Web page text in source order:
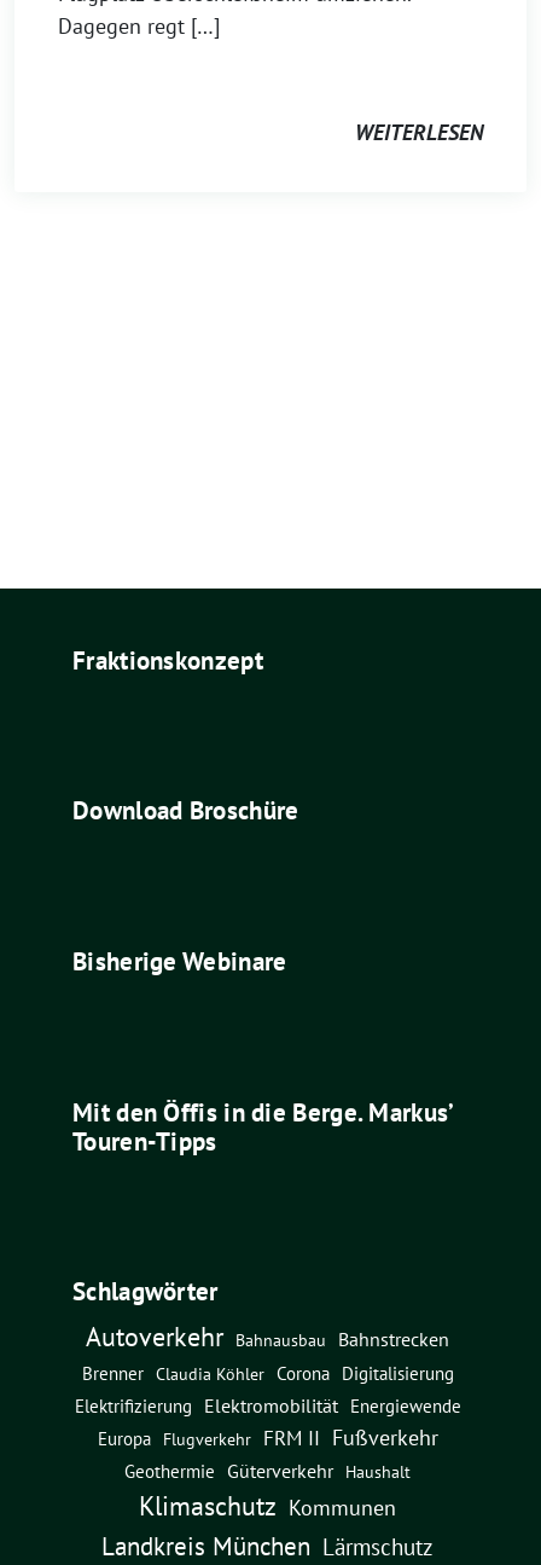
Dagegen regt […]
WEITERLESEN
Fraktionskonzept
Download Broschüre
Bisherige Webinare
Mit den Öffis in die Berge. Markus’
Touren-Tipps
Schlagwörter
Autoverkehr Bahnausbau
Bahnstrecken
Brenner Claudia Köhler Corona
Digitalisierung
Elektrifizierung
Elektromobilität Energiewende
Europa Flugverkehr FRM II Fußverkehr
Geothermie Güterverkehr Haushalt
Klimaschutz Kommunen
Landkreis München Lärmschutz